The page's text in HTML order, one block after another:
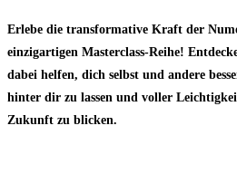
Erlebe die transformative Kraft der
einzigartigen Masterclass-Reihe!
dabei helfen, dich selbst und andere
hinter dir zu lassen und voller
Zukunft zu blicken.